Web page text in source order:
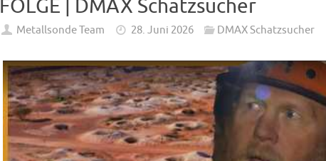
FOLGE | DMAX Schatzsucher
Metallsonde Team 28. Juni 2026 DMAX Schatzsucher